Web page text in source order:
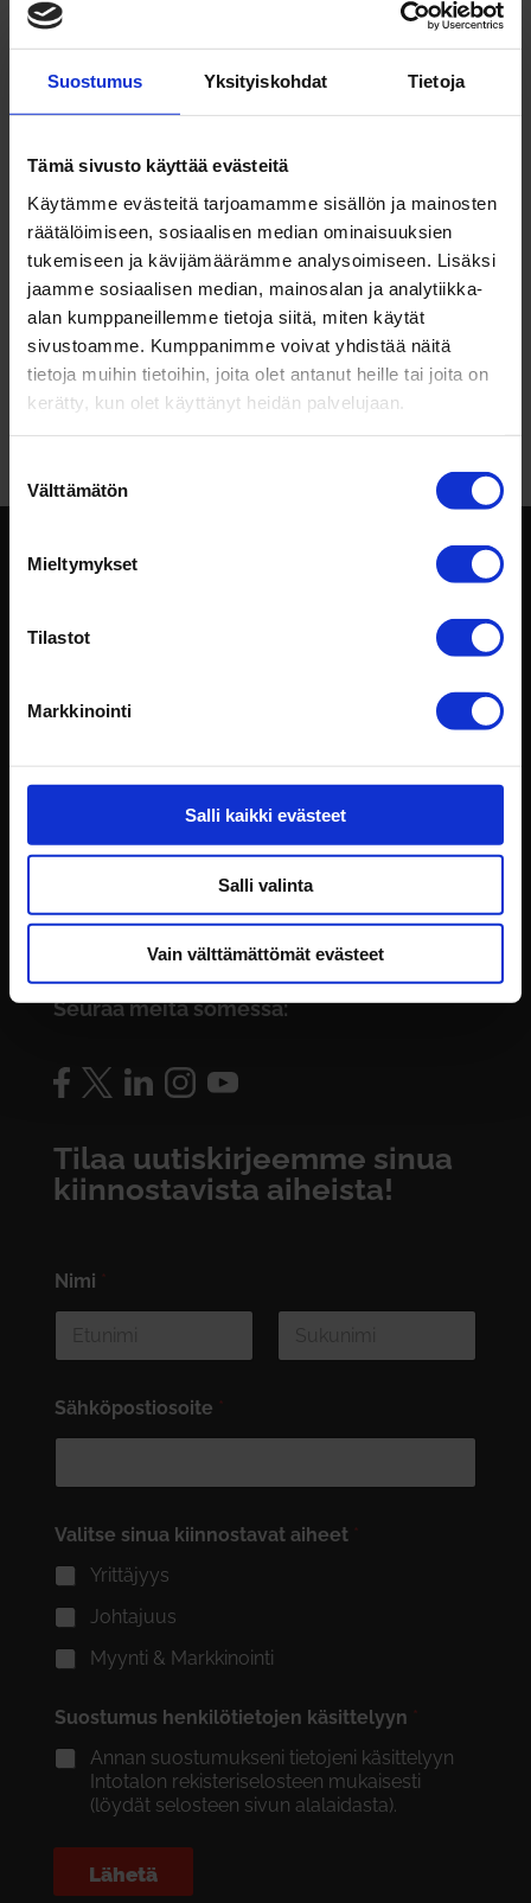
Suostumus Yksityiskohdat Tietoja
Tämä sivusto käyttää evästeitä
Käytämme evästeitä tarjoamamme sisällön ja mainosten
räätälöimiseen, sosiaalisen median ominaisuuksien
tukemiseen ja kävijämäärämme analysoimiseen. Lisäksi
jaamme sosiaalisen median, mainosalan ja analytiikka-
alan kumppaneillemme tietoja siitä, miten käytät
sivustoamme. Kumppanimme voivat yhdistää näitä
tietoja muihin tietoihin, joita olet antanut heille tai joita on
kerätty, kun olet käyttänyt heidän palvelujaan.
valinta
Välttämätön
Mieltymykset
Tilastot
Markkinointi
Salli kaikki evästeet
Salli valinta
Vain välttämättömät evästeet
Vuoden yri­tys­johtaja 2025 Ronit Hovav-
pöy­dästä
Paremmat pro­sessit – työ­stressi vähenee ja
asiakkaat kiit­tävät
Viimeisimmät kommentit
Jari JunkkariaiheestaTulok­sel­lisen mark­ki­
noijan 8 tär­keintä taitoa
James
Tulok­sel­lisen mark­ki­noijan 8
029 009 2530
konttori@intotalo.com
Laskutustiedot
Rekisteriseloste
Seuraa meitä somessa:
Tilaa uutiskirjeemme sinua
kiinnostavista aiheista!
Nimi *
Sähköpostiosoite *
Valitse sinua kiinnostavat aiheet *
Yrittäjyys
Johtajuus
Myynti & Markkinointi
Suostumus henkilötietojen käsittelyyn *
Annan suostumukseni tietojeni käsittelyyn
Intotalon rekisteriselosteen mukaisesti
(löydät selosteen sivun alalaidasta).
Lähetä